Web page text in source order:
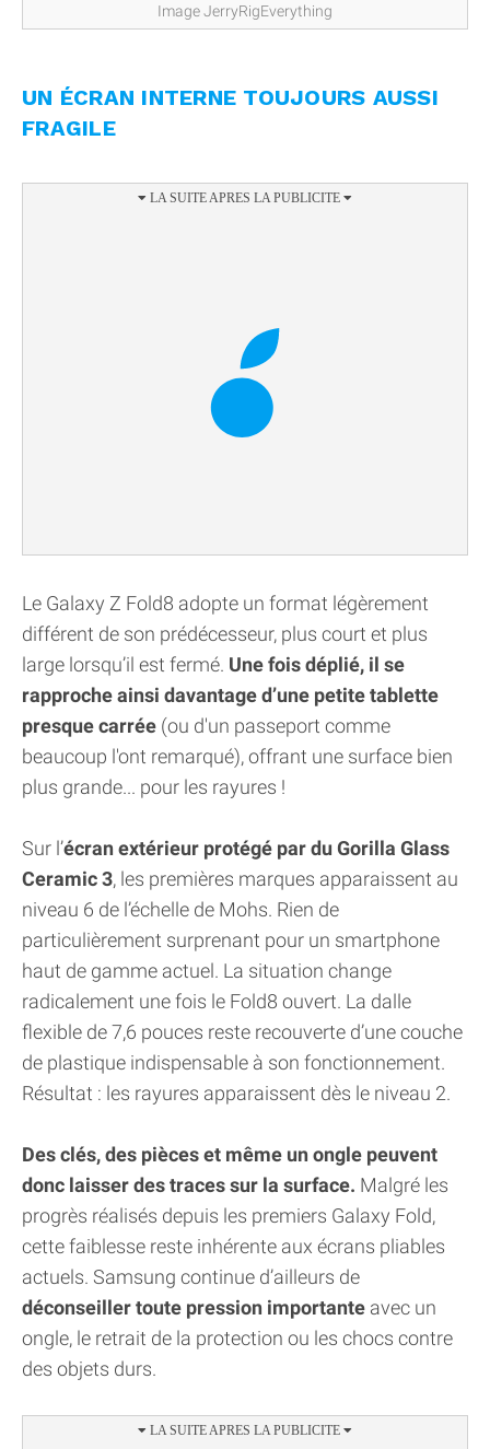
Image JerryRigEverything
UN ÉCRAN INTERNE TOUJOURS AUSSI
FRAGILE
Le Galaxy Z Fold8 adopte un format légèrement
différent de son prédécesseur, plus court et plus
large lorsqu’il est fermé. Une fois déplié, il se
rapproche ainsi davantage d’une petite tablette
presque carrée (ou d'un passeport comme
beaucoup l'ont remarqué), offrant une surface bien
plus grande... pour les rayures !
Sur l’écran extérieur protégé par du Gorilla Glass
Ceramic 3, les premières marques apparaissent au
niveau 6 de l’échelle de Mohs. Rien de
particulièrement surprenant pour un smartphone
haut de gamme actuel. La situation change
radicalement une fois le Fold8 ouvert. La dalle
flexible de 7,6 pouces reste recouverte d’une couche
de plastique indispensable à son fonctionnement.
Résultat : les rayures apparaissent dès le niveau 2.
Des clés, des pièces et même un ongle peuvent
donc laisser des traces sur la surface. Malgré les
progrès réalisés depuis les premiers Galaxy Fold,
cette faiblesse reste inhérente aux écrans pliables
actuels. Samsung continue d’ailleurs de
déconseiller toute pression importante avec un
ongle, le retrait de la protection ou les chocs contre
des objets durs.